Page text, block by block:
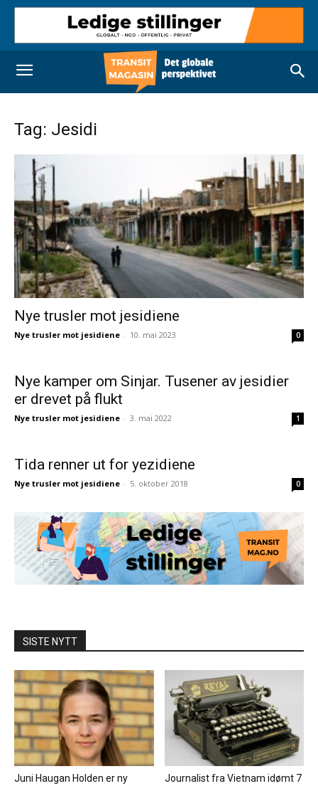
Tag: Jesidi
Nye trusler mot jesidiene
Nye trusler mot jesidiene - 10. mai 2023 0
Nye kamper om Sinjar. Tusener av jesidier
er drevet på flukt
Nye trusler mot jesidiene - 3. mai 2022 1
Tida renner ut for yezidiene
Nye trusler mot jesidiene - 5. oktober 2018 0
SISTE NYTT
Juni Haugan Holden er ny
Journalist fra Vietnam idømt 7